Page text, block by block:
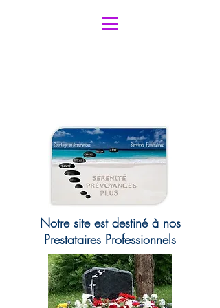
Notre site est destiné à nos
Prestataires Professionnels